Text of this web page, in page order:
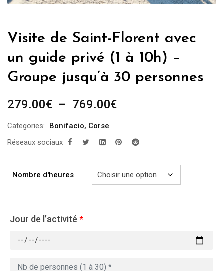
Visite de Saint-Florent avec
un guide privé (1 à 10h) –
Groupe jusqu’à 30 personnes
279.00€ – 769.00€Plage
279.00€
769.00€
Categories: Bonifacio, Corse
Réseaux sociaux
Nombre d'heures
Jour de l’activité *